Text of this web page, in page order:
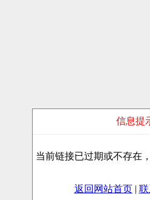
信息提
当前链接已过期或不存在
返回网站首页|